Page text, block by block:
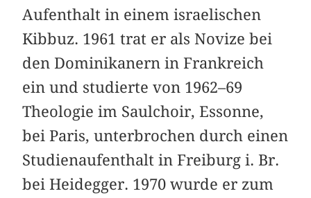
Aufenthalt in einem israelischen
Kibbuz. 1961 trat er als Novize bei
den Dominikanern in Frankreich
ein und studierte von 1962–69
Theologie im Saulchoir, Essonne,
bei Paris, unterbrochen durch einen
Studienaufenthalt in Freiburg i. Br.
bei Heidegger. 1970 wurde er zum